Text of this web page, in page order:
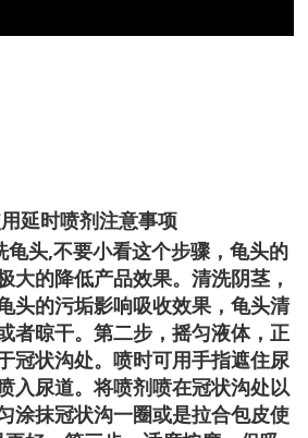
延时喷剂注意事项
龟头,不要小看这个步骤，龟头的
大的降低产品效果。清洗阴茎，
头的污垢影响吸收效果，龟头清
者晾干。第二步，摇匀液体，正
冠状沟处。喷时可用手指遮住尿
入尿道。将喷剂喷在冠状沟处以
涂抹冠状沟一圈或是拉合包皮使